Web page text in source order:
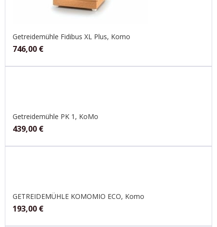
Getreidemühle Fidibus XL Plus, Komo
746,00 €
Getreidemühle PK 1, KoMo
439,00 €
GETREIDEMÜHLE KOMOMIO ECO, Komo
193,00 €